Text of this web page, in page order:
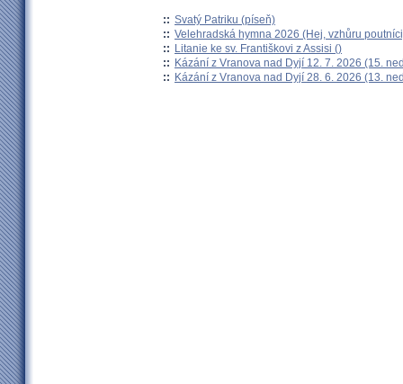
:: Svatý Patriku (píseň)
:: Velehradská hymna 2026 (Hej, vzhůru
:: Litanie ke sv. Františkovi z Assisi ()
:: Kázání z Vranova nad Dyjí 12. 7. 2026 (15.
:: Kázání z Vranova nad Dyjí 28. 6. 2026 (13.